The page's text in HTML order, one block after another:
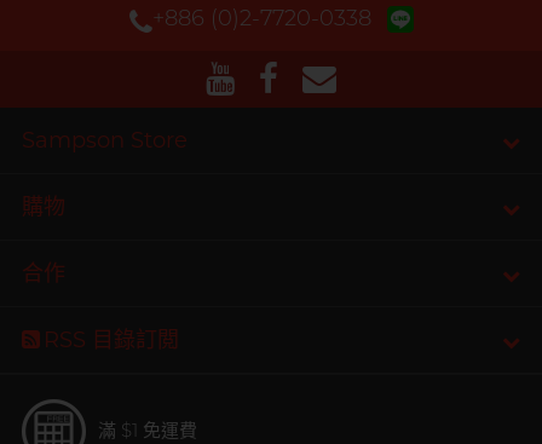
+886 (0)2-7720-0338
Sampson Store
購物
合作
RSS 目錄訂閲
滿 $1 免運費